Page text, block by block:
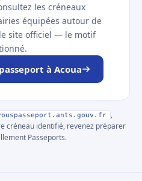
les créneaux
équipées autour de
site officiel — le motif
à Acoua
,
créneau identifié, revenez préparer
Passeports.